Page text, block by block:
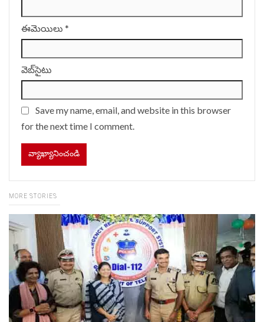
ఈమెయిలు *
వెబ్‌సైటు
Save my name, email, and website in this browser
for the next time I comment.
MORE STORIES